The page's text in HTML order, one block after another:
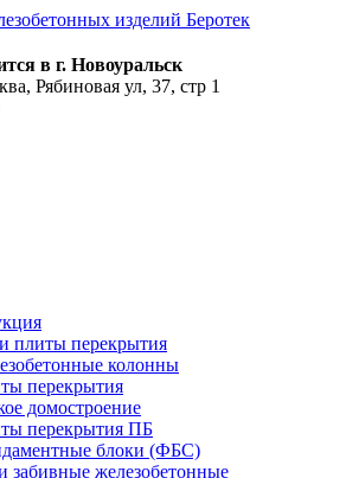
в г. Новоуральск
, Рябиновая ул, 37, стр 1
плиты перекрытия
колонны
перекрытия
домостроение
перекрытия ПБ
блоки (ФБС)
забивные железобетонные